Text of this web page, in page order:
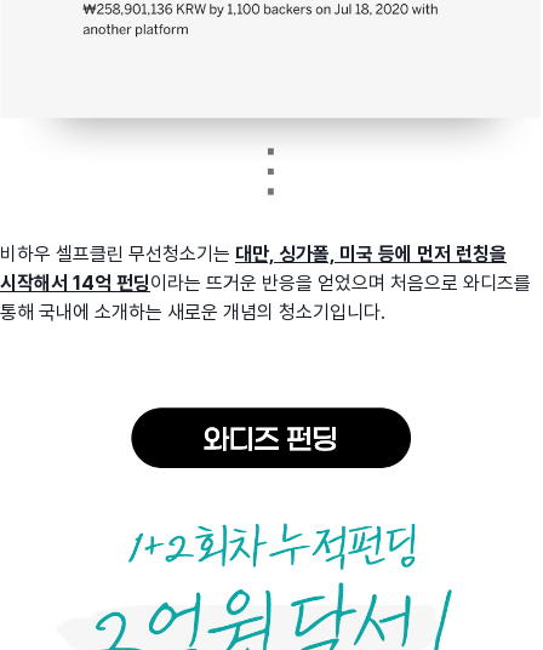
비하우 셀프클린 무선청소기는 대만, 싱가폴, 미국 등에 먼저 런칭을
시작해서 14억 펀딩이라는 뜨거운 반응을 얻었으며 처음으로 와디즈를
통해 국내에 소개하는 새로운 개념의 청소기입니다.